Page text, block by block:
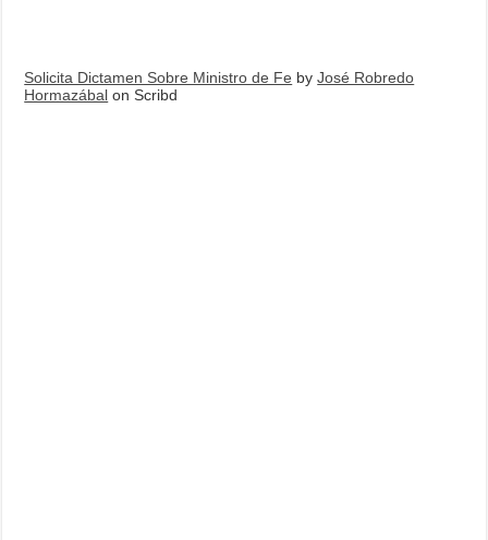
Solicita Dictamen Sobre Ministro de Fe byJosé Robredo
Hormazábal on Scribd